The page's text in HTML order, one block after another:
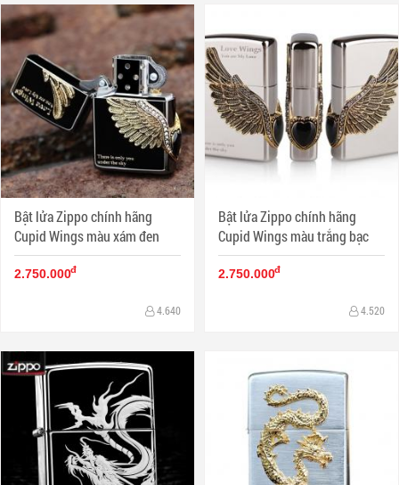
Bật lửa Zippo chính hãng
Cupid Wings màu xám đen
2.750.000đ
4.640
Bật lửa Zippo chính hãng
Cupid Wings màu trắng bạc
2.750.000đ
4.520